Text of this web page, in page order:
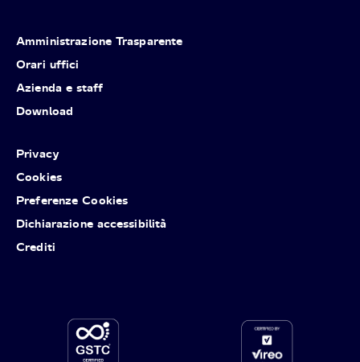
Amministrazione Trasparente
Orari uffici
Azienda e staff
Download
Privacy
Cookies
Preferenze Cookies
Dichiarazione accessibilità
Crediti